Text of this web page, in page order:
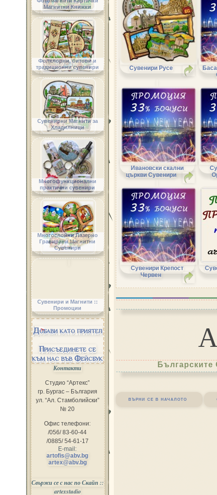
Сувенири Русе
Ивановски скални
църкви Сувенири
Сувенири Крепост
Червен
върни се в началото
Магнитни Книжки
Фолклорни, битови и
традиционни сувенири
Сувенирни Магнити за
Хладилници
Многофункционални
практични сувенири
Многослойни Лазерно
Гравирани Магнитни
Сувенири
Сувенири и Магнити ::
Промоции
Добави като приятел
Присъединете се
към нас във Фейсбук
Контакти
Студио “Артекс”
гр. Бургас – България
ул. “Ал. Стамболийски”
№ 20
Офис телефони:
/056/ 83-60-44
/0885/ 54-61-17
E-mail:
artofis@abv.bg
artex@abv.bg
Свържи се с нас по Скайп ::
artexstudio